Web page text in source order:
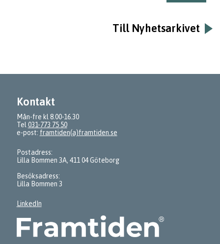
Till Nyhetsarkivet
Kontakt
Mån-fre kl 8.00-16.30
Tel 031-773 75 50
e-post: framtiden(a)framtiden.se
Postadress:
Lilla Bommen 3A, 411 04 Göteborg
Besöksadress:
Lilla Bommen 3
LinkedIn